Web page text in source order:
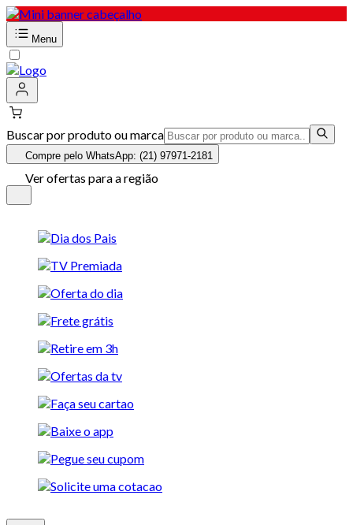
Menu
Buscar por produto ou marca
Compre pelo WhatsApp: (21) 97971-2181
Ver ofertas para a região